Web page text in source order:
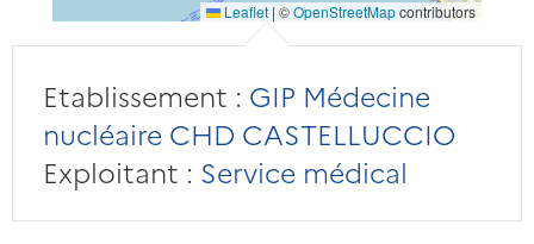
Leaflet | ©OpenStreetMapcontributors
Etablissement : GIP Médecine
nucléaire CHD CASTELLUCCIO
Exploitant : Service médical